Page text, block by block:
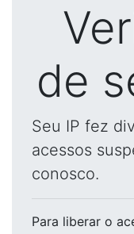
de
Seu IP fez
acessos
conosco.
Para liberar o